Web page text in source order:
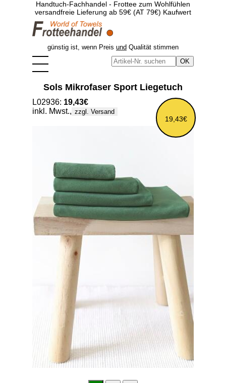
Handtuch-Fachhandel - Frottee zum Wohlfühlen
versandfreie Lieferung ab 59€ (AT 79€) Kaufwert
günstig ist, wenn Preis und Qualität stimmen
Sols Mikrofaser Sport Liegetuch
19,43€
L02936: 19,43€
inkl. Mwst., zzgl. Versand